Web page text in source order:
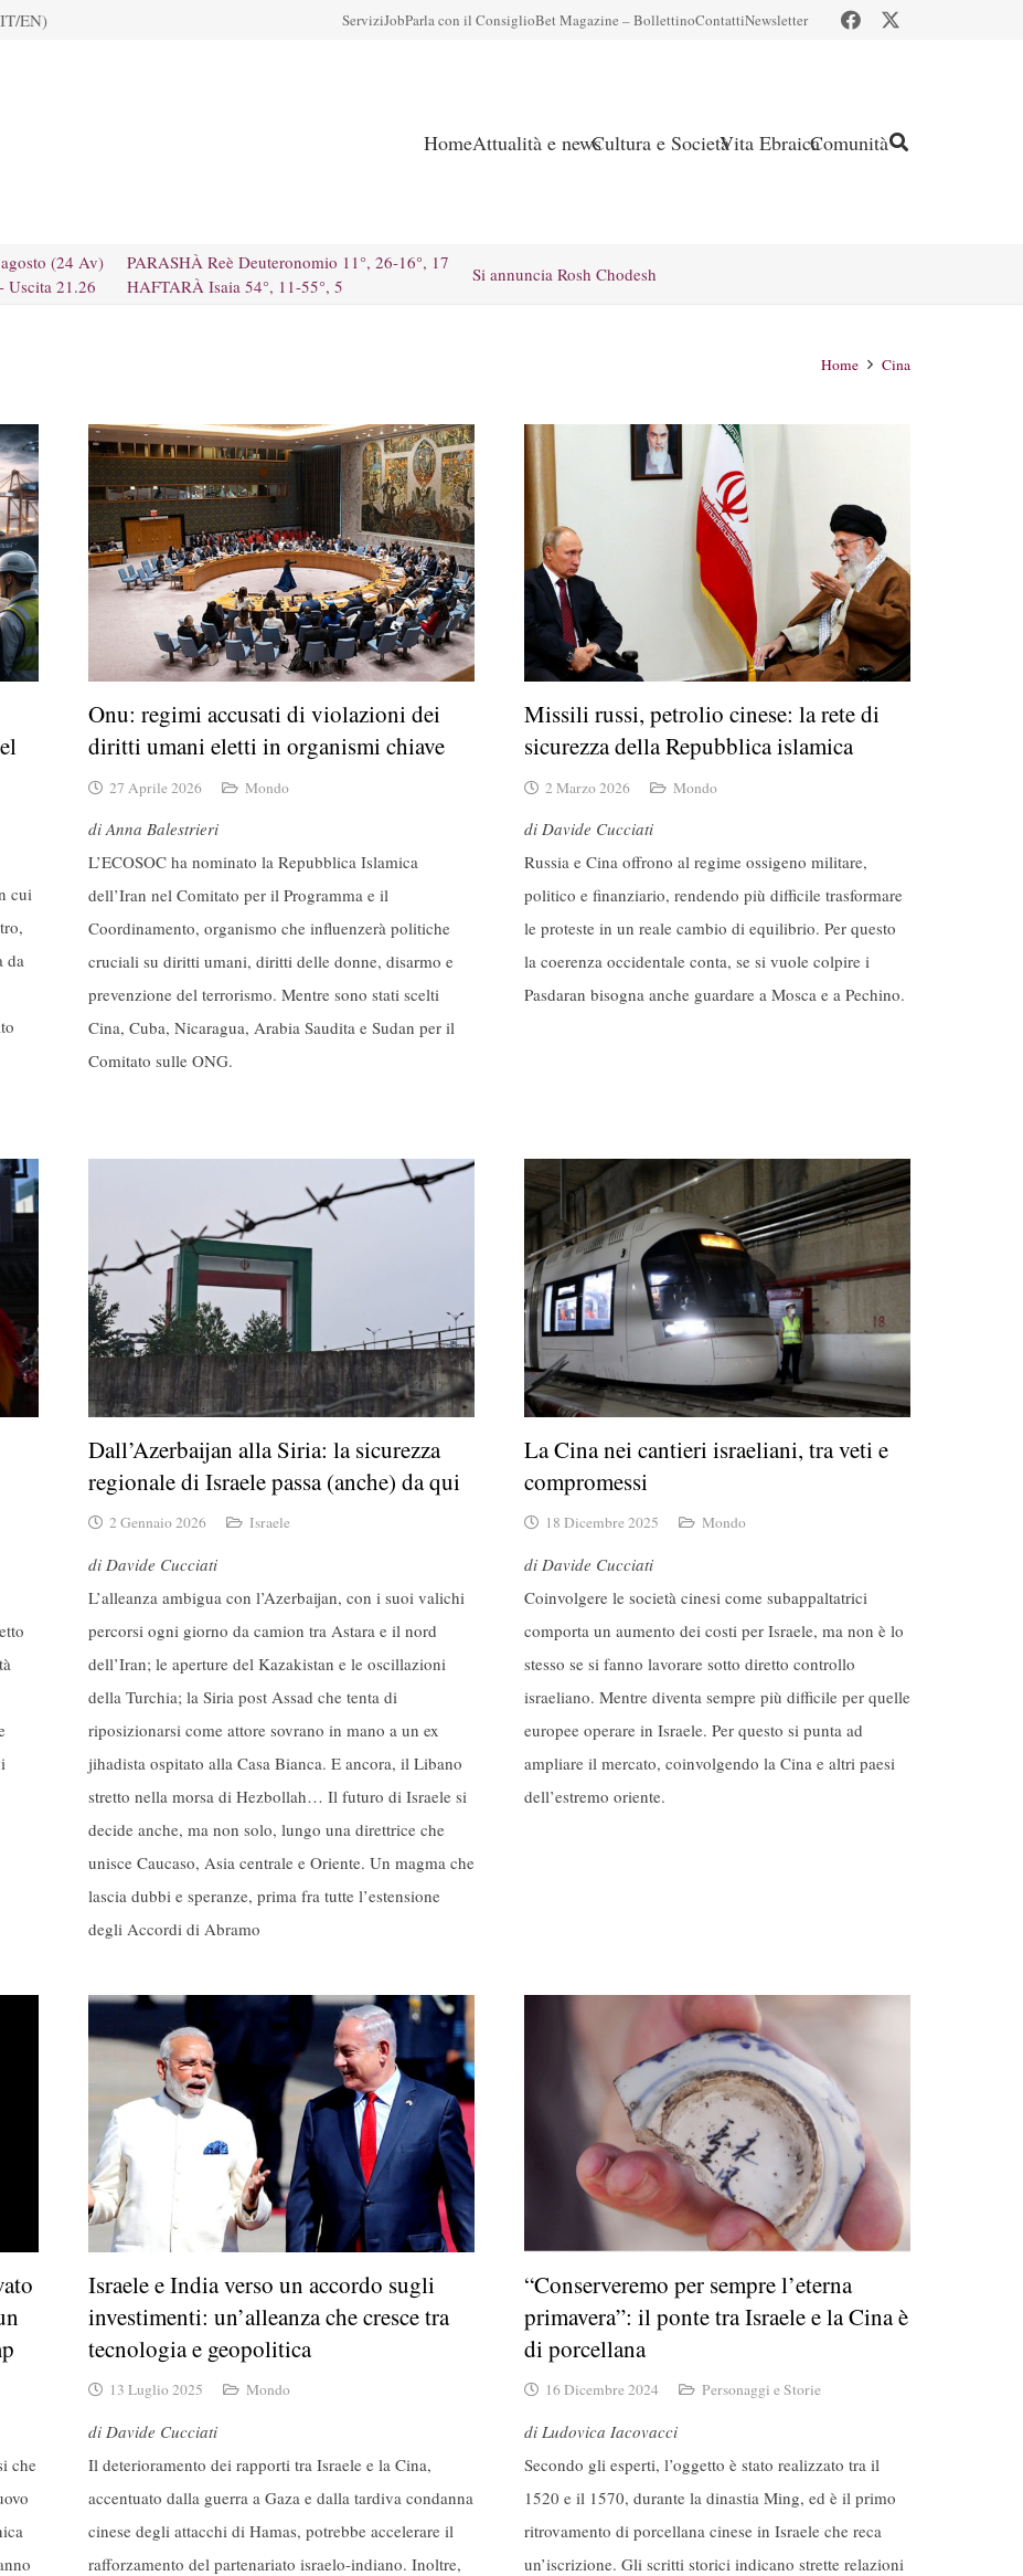
EN) ServiziJobParla con il ConsiglioBet Magazine – BollettinoContattiNewsletter
HomeAttualità e newsCultura e SocietàVita EbraicaComunità
(24 Av)
Uscita 21.26
PARASHÀ Reè Deuteronomio 11°, 26-16°, 17
HAFTARÀ Isaia 54°, 11-55°, 5
Si annuncia Rosh Chodesh
Home Cina
cui
da
Onu: regimi accusati di violazioni dei
diritti umani eletti in organismi chiave
27 Aprile 2026 Mondo
di Anna Balestrieri
L’ECOSOC ha nominato la Repubblica Islamica
dell’Iran nel Comitato per il Programma e il
Coordinamento, organismo che influenzerà politiche
cruciali su diritti umani, diritti delle donne, disarmo e
prevenzione del terrorismo. Mentre sono stati scelti
Cina, Cuba, Nicaragua, Arabia Saudita e Sudan per il
Comitato sulle ONG.
Missili russi, petrolio cinese: la rete di
sicurezza della Repubblica islamica
2 Marzo 2026 Mondo
di Davide Cucciati
Russia e Cina offrono al regime ossigeno militare,
politico e finanziario, rendendo più difficile trasformare
le proteste in un reale cambio di equilibrio. Per questo
la coerenza occidentale conta, se si vuole colpire i
Pasdaran bisogna anche guardare a Mosca e a Pechino.
Dall’Azerbaijan alla Siria: la sicurezza
regionale di Israele passa (anche) da qui
2 Gennaio 2026 Israele
di Davide Cucciati
L’alleanza ambigua con l’Azerbaijan, con i suoi valichi
percorsi ogni giorno da camion tra Astara e il nord
dell’Iran; le aperture del Kazakistan e le oscillazioni
della Turchia; la Siria post Assad che tenta di
riposizionarsi come attore sovrano in mano a un ex
jihadista ospitato alla Casa Bianca. E ancora, il Libano
stretto nella morsa di Hezbollah… Il futuro di Israele si
decide anche, ma non solo, lungo una direttrice che
unisce Caucaso, Asia centrale e Oriente. Un magma che
lascia dubbi e speranze, prima fra tutte l’estensione
degli Accordi di Abramo
La Cina nei cantieri israeliani, tra veti e
compromessi
18 Dicembre 2025 Mondo
di Davide Cucciati
Coinvolgere le società cinesi come subappaltatrici
comporta un aumento dei costi per Israele, ma non è lo
stesso se si fanno lavorare sotto diretto controllo
israeliano. Mentre diventa sempre più difficile per quelle
europee operare in Israele. Per questo si punta ad
ampliare il mercato, coinvolgendo la Cina e altri paesi
dell’estremo oriente.
che
Israele e India verso un accordo sugli
investimenti: un’alleanza che cresce tra
tecnologia e geopolitica
13 Luglio 2025 Mondo
di Davide Cucciati
Il deterioramento dei rapporti tra Israele e la Cina,
accentuato dalla guerra a Gaza e dalla tardiva condanna
cinese degli attacchi di Hamas, potrebbe accelerare il
rafforzamento del partenariato israelo-indiano. Inoltre,
“Conserveremo per sempre l’eterna
primavera”: il ponte tra Israele e la Cina è
di porcellana
16 Dicembre 2024 Personaggi e Storie
di Ludovica Iacovacci
Secondo gli esperti, l’oggetto è stato realizzato tra il
1520 e il 1570, durante la dinastia Ming, ed è il primo
ritrovamento di porcellana cinese in Israele che reca
un’iscrizione. Gli scritti storici indicano strette relazioni